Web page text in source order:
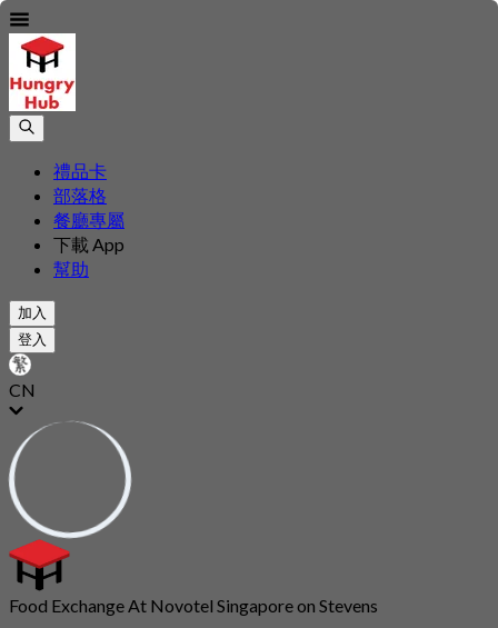
禮品卡
部落格
餐廳專屬
下載 App
幫助
加入
登入
CN
Food Exchange At Novotel Singapore on Stevens